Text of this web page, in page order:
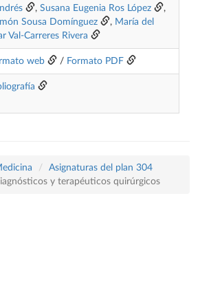
, Susana Eugenia Ros López
,
Sousa Domínguez
, María del
Val-Carreres Rivera
web / Formato PDF
Asignaturas del plan 304
y terapéuticos quirúrgicos